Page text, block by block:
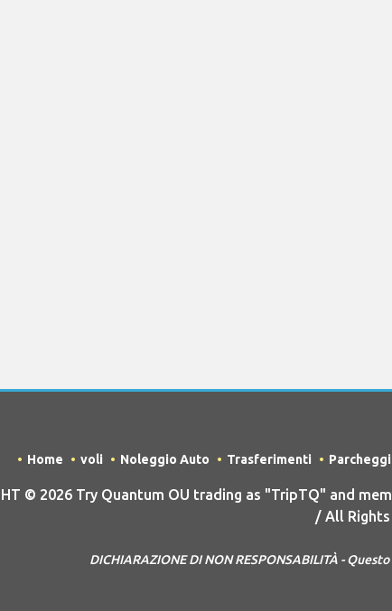
Home voli Noleggio Auto Trasferimenti
© 2026 Try Quantum OU trading as "TripTQ" and
/ All Rights
DICHIARAZIONE DI NON RESPONSABILITÀ -